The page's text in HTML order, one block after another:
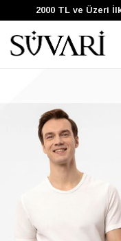
2000 TL ve Üzeri İlk